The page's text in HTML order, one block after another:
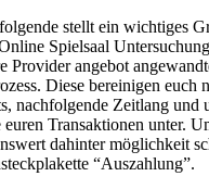
stellt ein wichtiges
Spielsaal
Provider angebot
Diese bereinigen euch
nachfolgende Zeitlang und
Transaktionen unter.
dahinter möglichkeit
“Auszahlung”.